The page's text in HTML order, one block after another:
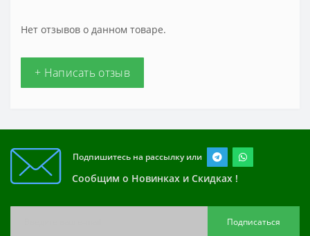
Нет отзывов о данном товаре.
+ Написать отзыв
Подпишитесь на рассылку или
Сообщим о Новинках и Скидках !
Подписаться